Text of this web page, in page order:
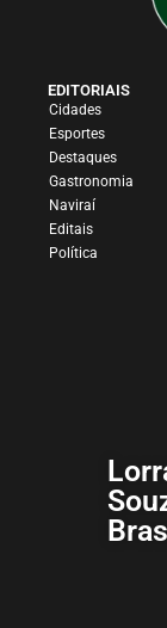
EDITORIAIS
Cidades
Esportes
Destaques
Gastronomia
Naviraí
Editais
Política